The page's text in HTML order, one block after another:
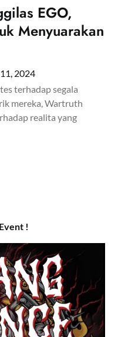
EGO,
Menyuarakan
2024
terhadap segala
mereka, Wartruth
realita yang
!